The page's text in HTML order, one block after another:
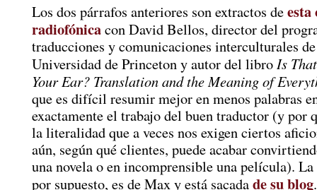
Los dos párrafos anteriores son extractos de
radiofónicacon David Bellos, director del
traducciones y comunicaciones interculturales
Universidad de Princeton y autor del libro Is
Your Ear? Translation and the Meaning of
que es difícil resumir mejor en menos palabras
exactamente el trabajo del buen traductor (y por
la literalidad que a veces nos exigen ciertos
aún, según qué clientes, puede acabar
una novela o en incomprensible una película).
por supuesto, es de Max y está sacadade su blog